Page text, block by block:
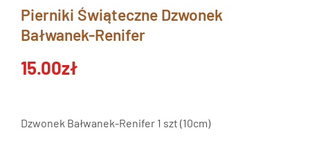
Pierniki Świąteczne Dzwonek
Bałwanek-Renifer
15.00zł
Dzwonek Bałwanek-Renifer 1 szt (10cm)